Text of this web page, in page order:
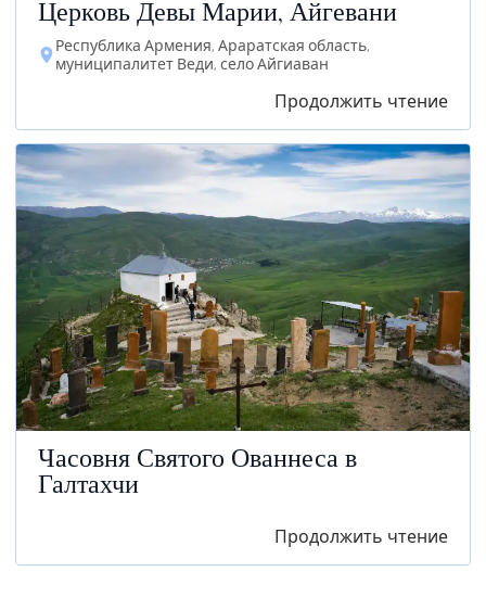
Церковь Девы Марии, Айгевани
Республика Армения, Араратская область,
муниципалитет Веди, село Айгиаван
Продолжить чтение
Часовня Святого Ованнеса в
Галтахчи
Продолжить чтение